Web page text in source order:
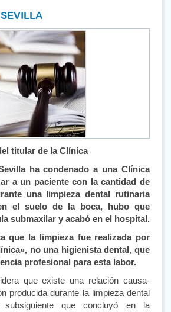
titular de la Clínica
ha condenado a una Clínica
a un paciente con la cantidad de
una limpieza dental rutinaria
el suelo de la boca, hubo que
submaxilar y acabó en el hospital.
que la limpieza fue realizada por
no una higienista dental, que
profesional para esta labor.
que existe una relación causa-
producida durante la limpieza dental
que concluyó en la